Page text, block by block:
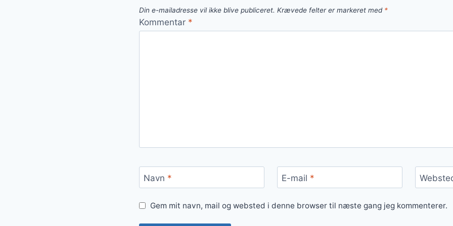
Din e-mailadresse vil ikke blive publiceret. Krævede felter er markeret med *
Kommentar *
Navn * E-mail *
Gem mit navn, mail og websted i denne browser til næste gang jeg kommenterer.